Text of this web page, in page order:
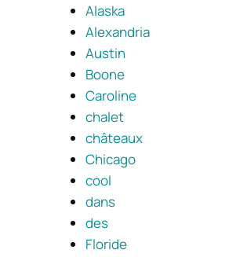
Alaska
Alexandria
Austin
Boone
Caroline
chalet
châteaux
Chicago
cool
dans
des
Floride